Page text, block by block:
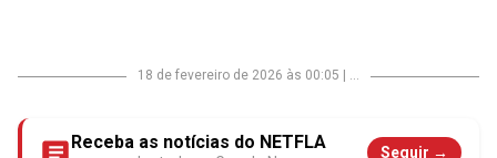
18 de fevereiro de 2026 às 00:05 ...
Receba as notícias do NETFLA Seguir →